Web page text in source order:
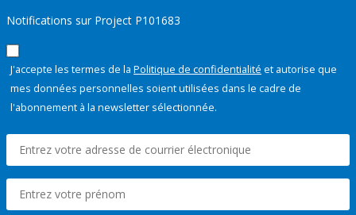
Notifications sur Project P101683
J'accepte les termes de la Politique de confidentialité et autorise que
mes données personnelles soient utilisées dans le cadre de
l'abonnement à la newsletter sélectionnée.